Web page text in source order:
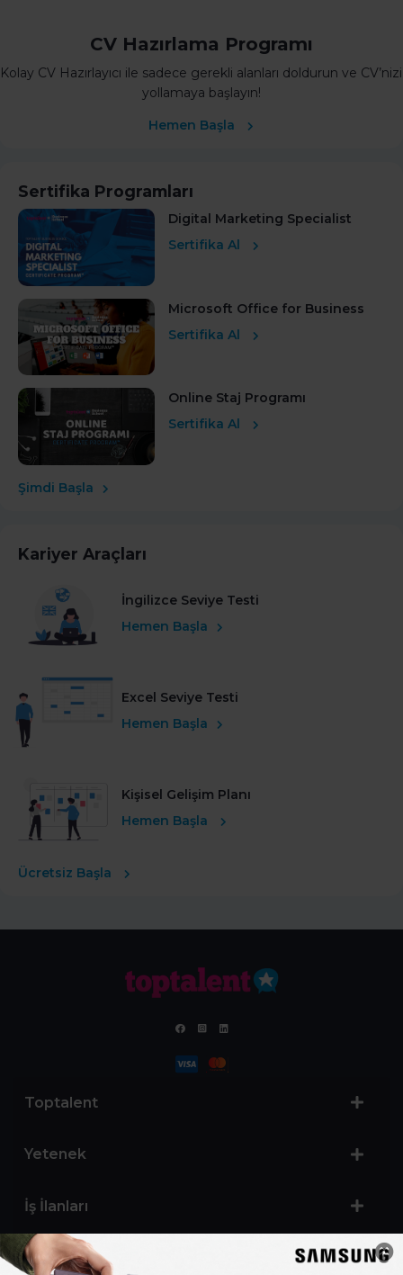
CV Hazırlama Programı
Kolay CV Hazırlayıcı ile sadece gerekli alanları doldurun ve CV’nizi
yollamaya başlayın!
Hemen Başla
Sertifika Programları
Digital Marketing Specialist
Sertifika Al
Microsoft Office for Business
Sertifika Al
Online Staj Programı
Sertifika Al
Şimdi Başla
Kariyer Araçları
İngilizce Seviye Testi
Hemen Başla
Excel Seviye Testi
Hemen Başla
Kişisel Gelişim Planı
Hemen Başla
Ücretsiz Başla
Toptalent
Yetenek
İş İlanları
Sertifika Programları